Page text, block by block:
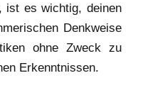
ist es wichtig, deinen
Denkweise
ohne Zweck zu
Erkenntnissen.